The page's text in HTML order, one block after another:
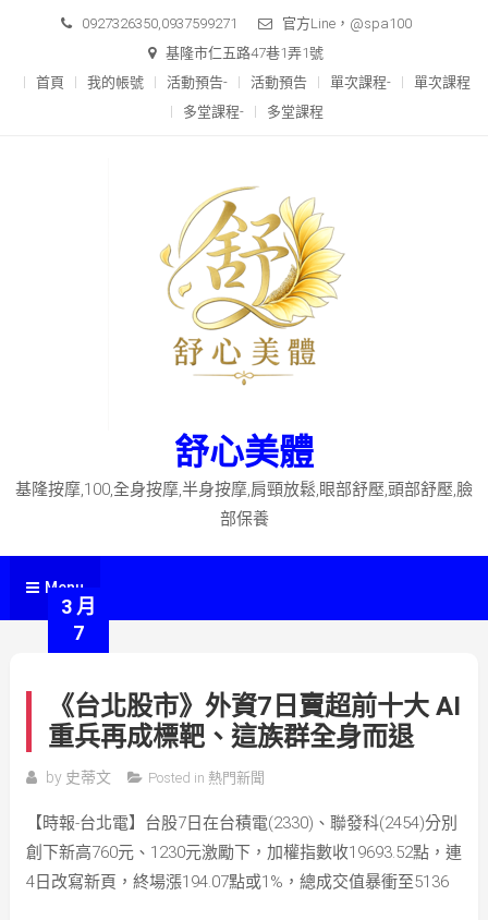
content
0927326350,0937599271
官方Line，@spa100
基隆市仁五路47巷1弄1號
首頁
我的帳號 活動預告- 活動預告 單次課程-
單次課程
多堂課程-
多堂課程
舒心美體
基隆按摩,100,全身按摩,半身按摩,肩頸放鬆,眼部舒壓,頭部舒壓,臉
部保養
Menu
3 月
7
《台北股市》外資7日賣超前十大 AI
重兵再成標靶、這族群全身而退
by 史蒂文 Posted in 熱門新聞
【時報-台北電】台股7日在台積電(2330)、聯發科(2454)分別
創下新高760元、1230元激勵下，加權指數收19693.52點，連
4日改寫新頁，終場漲194.07點或1%，總成交值暴衝至5136